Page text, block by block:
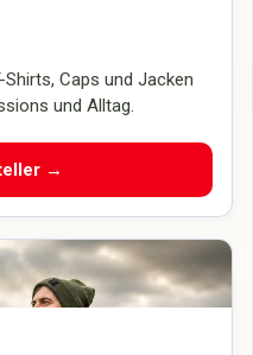
Caps und Jacken
und Alltag.
→
für Karpfenangler – ideal für
und komfortablen Carp-Fishing